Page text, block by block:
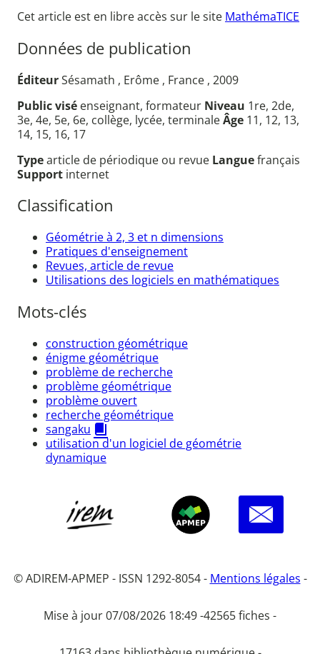
Cet article est en libre accès sur le site MathémaTICE
Données de publication
ÉditeurSésamath , Erôme , France , 2009
Public visé enseignant, formateur Niveau 1re, 2de,
3e, 4e, 5e, 6e, collège, lycée, terminaleÂge 11, 12, 13,
14, 15, 16, 17
Typearticle de périodique ou revue Languefrançais
Support internet
Classification
Géométrie à 2, 3 et n dimensions
Pratiques d'enseignement
Revues, article de revue
Utilisations des logiciels en mathématiques
Mots-clés
construction géométrique
énigme géométrique
problème de recherche
problème géométrique
problème ouvert
recherche géométrique
sangaku
utilisation d'un logiciel de géométrie
dynamique
© ADIREM-APMEP - ISSN 1292-8054 - Mentions légales -
Mise à jour 07/08/2026 18:49 -42565 fiches -